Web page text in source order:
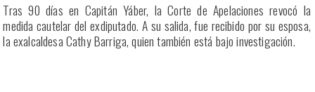
Tras 90 días en Capitán Yáber, la Corte de Apelaciones revocó la
medida cautelar del exdiputado. A su salida, fue recibido por su esposa,
la exalcaldesa Cathy Barriga, quien también está bajo investigación.